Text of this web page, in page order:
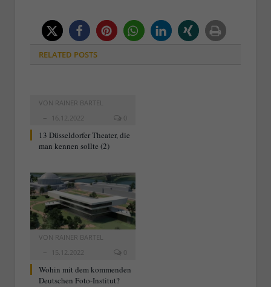
RELATED POSTS
VON RAINER BARTEL
16.12.2022
0
13 Düsseldorfer Theater, die
man kennen sollte (2)
VON RAINER BARTEL
15.12.2022
0
Wohin mit dem kommenden
Deutschen Foto-Institut?